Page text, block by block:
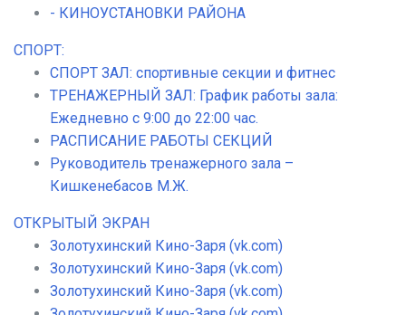
- КИНОУСТАНОВКИ РАЙОНА
СПОРТ:
СПОРТ ЗАЛ: спортивные секции и фитнес
ТРЕНАЖЕРНЫЙ ЗАЛ: График работы зала:
Ежедневно с 9:00 до 22:00 час.
РАСПИСАНИЕ РАБОТЫ СЕКЦИЙ
Руководитель тренажерного зала –
Кишкенебасов М.Ж.
ОТКРЫТЫЙ ЭКРАН
Золотухинский Кино-Заря (vk.com)
Золотухинский Кино-Заря (vk.com)
Золотухинский Кино-Заря (vk.com)